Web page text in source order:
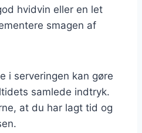
hvidvin eller en let
smagen af
i serveringen kan gøre
samlede indtryk.
at du har lagt tid og